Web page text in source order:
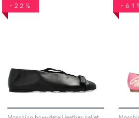
-22% -